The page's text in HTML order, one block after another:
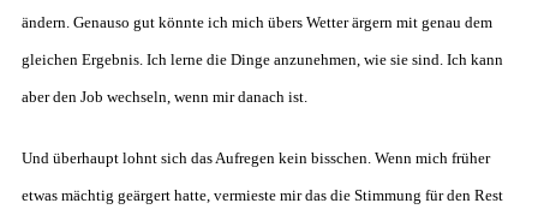
ändern. Genauso gut könnte ich mich übers Wetter ärgern mit genau dem
gleichen Ergebnis. Ich lerne die Dinge anzunehmen, wie sie sind. Ich kann
aber den Job wechseln, wenn mir danach ist.
Und überhaupt lohnt sich das Aufregen kein bisschen. Wenn mich früher
etwas mächtig geärgert hatte, vermieste mir das die Stimmung für den Rest